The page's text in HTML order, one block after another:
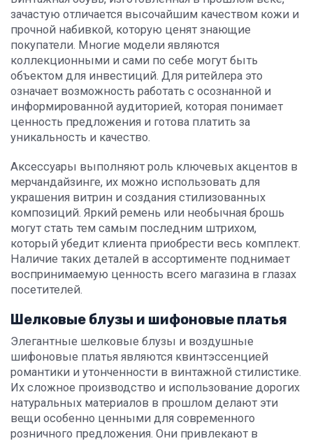
зачастую отличается высочайшим качеством кожи и
прочной набивкой, которую ценят знающие
покупатели. Многие модели являются
коллекционными и сами по себе могут быть
объектом для инвестиций. Для ритейлера это
означает возможность работать с осознанной и
информированной аудиторией, которая понимает
ценность предложения и готова платить за
уникальность и качество.
Аксессуары выполняют роль ключевых акцентов в
мерчандайзинге, их можно использовать для
украшения витрин и создания стилизованных
композиций. Яркий ремень или необычная брошь
могут стать тем самым последним штрихом,
который убедит клиента приобрести весь комплект.
Наличие таких деталей в ассортименте поднимает
воспринимаемую ценность всего магазина в глазах
посетителей.
Шелковые блузы и шифоновые платья
Элегантные шелковые блузы и воздушные
шифоновые платья являются квинтэссенцией
романтики и утонченности в винтажной стилистике.
Их сложное производство и использование дорогих
натуральных материалов в прошлом делают эти
вещи особенно ценными для современного
розничного предложения. Они привлекают в